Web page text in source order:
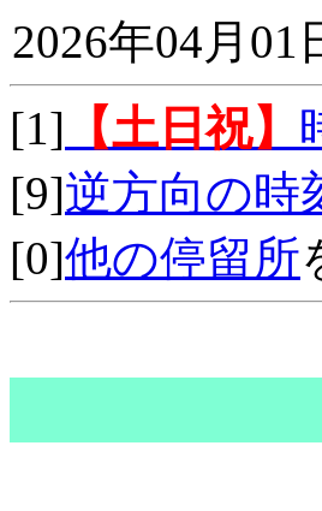
2026年04月01
[1] 【土日祝】
[9]逆方向の時
[0]他の停留所